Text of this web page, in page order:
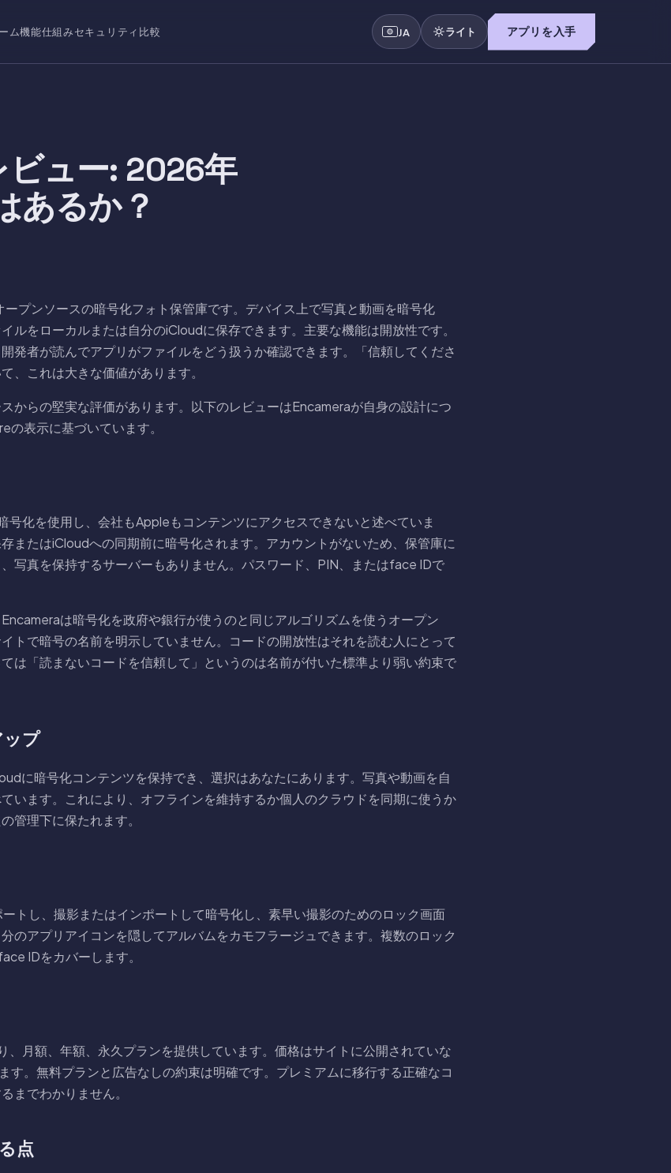
ム機能仕組みセキュリティ 比較 JA ライト アプリを入手
ュー: 2026年
あるか？
プンソースの暗号化フォト保管庫です。デバイス上で写真と動画を暗号化
ルをローカルまたは自分のiCloudに保存できます。主要な機能は開放性です。
発者が読んでアプリがファイルをどう扱うか確認できます。「信頼してくださ
、これは大きな価値があります。
からの堅実な評価があります。以下のレビューはEncameraが自身の設計につ
表示に基づいています。
号化を使用し、会社もAppleもコンテンツにアクセスできないと述べていま
またはiCloudへの同期前に暗号化されます。アカウントがないため、保管庫に
写真を保持するサーバーもありません。パスワード、PIN、またはface IDで
は暗号化を政府や銀行が使うのと同じアルゴリズムを使うオープン
トで暗号の名前を明示していません。コードの開放性はそれを読む人にとって
は「読まないコードを信頼して」というのは名前が付いた標準より弱い約束で
プ
に暗号化コンテンツを保持でき、選択はあなたにあります。写真や動画を自
います。これにより、オフラインを維持するか個人のクラウドを同期に使うか
管理下に保たれます。
トし、撮影またはインポートして暗号化し、素早い撮影のためのロック画面
のアプリアイコンを隠してアルバムをカモフラージュできます。複数のロック
IDをカバーします。
、月額、年額、永久プランを提供しています。価格はサイトに公開されていな
す。無料プランと広告なしの約束は明確です。プレミアムに移行する正確なコ
までわかりません。
点